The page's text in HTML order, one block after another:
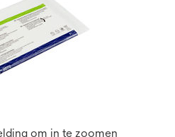
om in te zoomen